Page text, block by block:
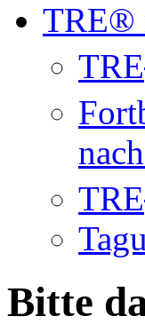
TRE®
TRE
TRE
Bitte